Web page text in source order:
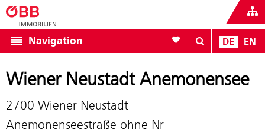
Navigation Zur Favoritenliste
DE EN
Wiener Neustadt Anemonensee
2700 Wiener Neustadt
Anemonenseestraße ohne Nr